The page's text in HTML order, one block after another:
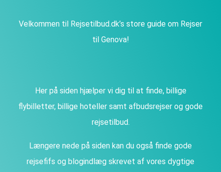
Velkommen til Rejsetilbud.dk’s store guide om Rejser
til Genova!
Her på siden hjælper vi dig til at finde, billige
flybilletter, billige hoteller samt afbudsrejser og gode
rejsetilbud.
Længere nede på siden kan du også finde gode
rejsefifs og blogindlæg skrevet af vores dygtige